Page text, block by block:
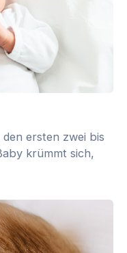
ersten zwei bis
krümmt sich,